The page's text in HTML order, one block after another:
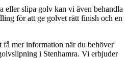
eller slipa golv kan vi även behandla
för att ge golvet rätt finish och en
mer information när du behöver
i Stenhamra. Vi erbjuder